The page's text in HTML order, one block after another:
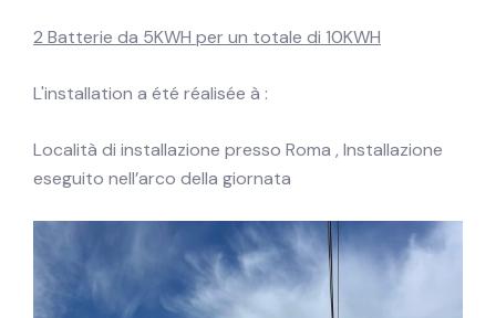
2 Batterie da 5KWH per un totale di 10KWH
L'installation a été réalisée à :
Località di installazione presso Roma , Installazione
eseguito nell’arco della giornata